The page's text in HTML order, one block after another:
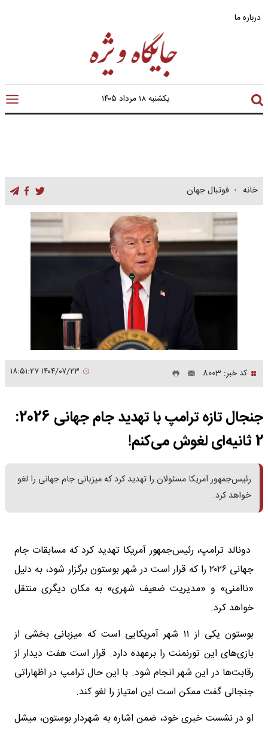
درباره ما
یکشنبه ۱۸ مرداد ۱۴۰۵
خانه فوتبال جهان
کد خبر: 8003
جنجال تازه ترامپ با تهدید جام جهانی 2026:
2 ثانیه‌ای لغوش می‌کنم!
رئیس‌جمهور آمریکا مسئولان را تهدید کرد که میزبانی جام جهانی را لغو
خواهد کرد.
دونالد ترامپ، رئیس‌جمهور آمریکا تهدید کرد که مسابقات جام
جهانی ۲۰۲۶ را که قرار است در شهر بوستون برگزار شود، به دلیل
«ناامنی» و «مدیریت ضعیف شهری» به مکان دیگری منتقل
خواهد کرد.
بوستون یکی از ۱۱ شهر آمریکایی است که میزبانی بخشی از
بازی‌های این تورنمنت را برعهده دارد. قرار است هفت دیدار از
رقابت‌ها در این شهر انجام شود. با این حال ترامپ در اظهاراتی
جنجالی گفت ممکن است این امتیاز را لغو کند.
او در نشست خبری خود، ضمن اشاره به شهردار بوستون، میشل